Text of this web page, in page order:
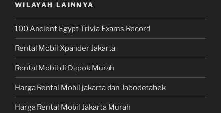
WILAYAH LAINNYA
100 Ancient Egypt Trivia Exams Record
Rental Mobil Xpander Jakarta
Rental Mobil di Depok Murah
Harga Rental Mobil jakarta dan Jabodetabek
Harga Rental Mobil Jakarta Murah